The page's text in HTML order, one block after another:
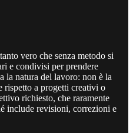
vero che senza metodo si
e condivisi per prendere
la natura del lavoro: non è la
rispetto a progetti creativi o
richiesto, che raramente
include revisioni, correzioni e